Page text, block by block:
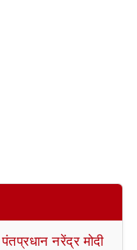
नरेंद्र मोदी